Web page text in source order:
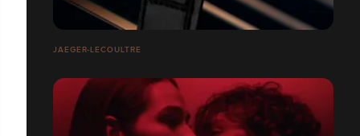
JAEGER-LECOULTRE